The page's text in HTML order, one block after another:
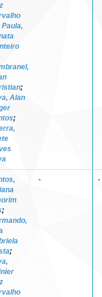
Paula,
;
Alan
;
;
;
- -